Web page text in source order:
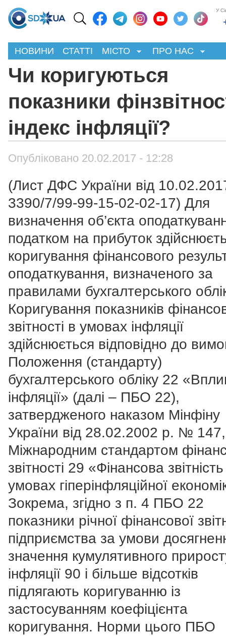
У
НОВИНИ СТАТТІ МІСТО ПРО НАС
Чи коригуються
показники
індекс інфляції?
Опубліковано 20.02.2017 - 12:28
(Лист ДФС України від
3390/7/99-99-15-02-02-17) Для
визначення об’єкта
податком на прибуток
коригування фінансового
оподаткування, визначеного за
правилами бухгалтерського
Коригування показників
звітності в умовах інфляції
здійснюється відповідно до
Положення (стандарту)
бухгалтерського обліку 22
інфляції» (далі – ПБО 22),
затвердженого наказом Мінфіну
України від 28.02.2002 р. №
Міжнародним стандартом
звітності 29 «Фінансова
умовах гіперінфляційної
Зокрема, згідно з п. 4 ПБО 22
показники річної фінансової
підприємства за умови
значення кумулятивного
інфляції 90 і більше відсотків
підлягають коригуванню із
застосуванням коефіцієнта
коригування. Норми цього ПБО